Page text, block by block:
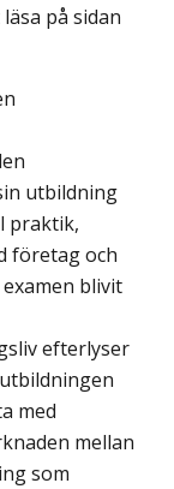
på sidan
utbildning
praktik,
företag och
blivit
efterlyser
med
mellan
som